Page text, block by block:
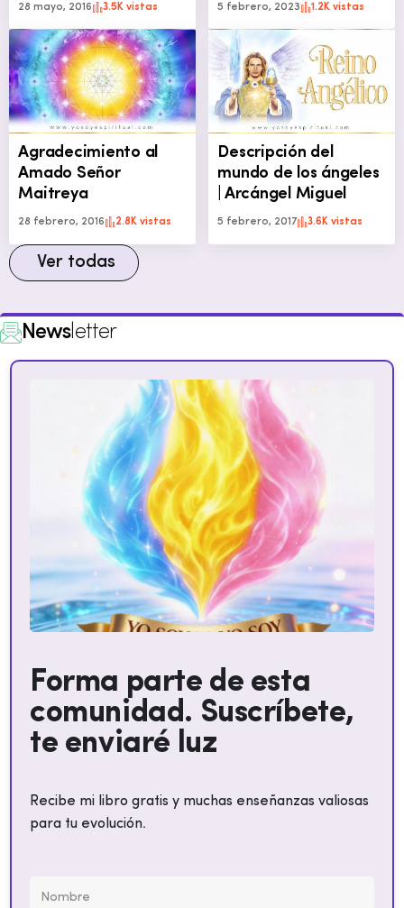
28 mayo, 2016 3.5K vistas 5 febrero, 2023 1.2K vistas
Agradecimiento al
Amado Señor
Maitreya
28 febrero, 2016 2.8K vistas
Descripción del
mundo de los ángeles
| Arcángel Miguel
5 febrero, 2017 3.6K vistas
Ver todas
Newsletter
Forma parte de esta
comunidad. Suscríbete,
te enviaré luz
Recibe mi libro gratis y muchas enseñanzas valiosas
para tu evolución.